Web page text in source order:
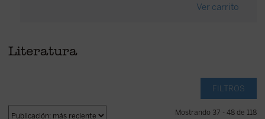
Ver carrito
Literatura
FILTROS
Mostrando 37 - 48 de 118